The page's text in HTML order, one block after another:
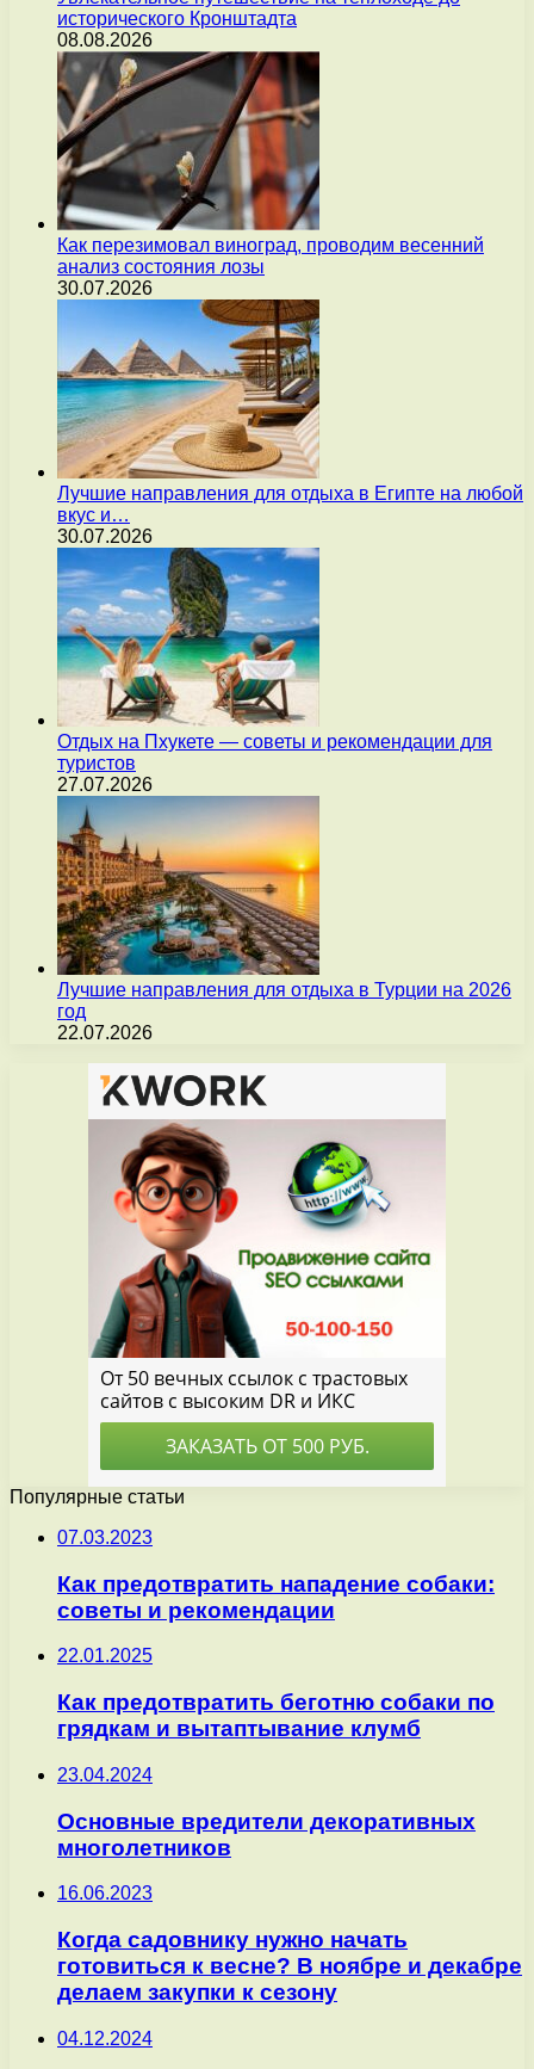
исторического Кронштадта
08.08.2026
Как перезимовал виноград, проводим весенний
анализ состояния лозы
30.07.2026
Лучшие направления для отдыха в Египте на любой
вкус и…
30.07.2026
Отдых на Пхукете — советы и рекомендации для
туристов
27.07.2026
Лучшие направления для отдыха в Турции на 2026
год
22.07.2026
Популярные статьи
07.03.2023
Как предотвратить нападение собаки:
советы и рекомендации
22.01.2025
Как предотвратить беготню собаки по
грядкам и вытаптывание клумб
23.04.2024
Основные вредители декоративных
многолетников
16.06.2023
Когда садовнику нужно начать
готовиться к весне? В ноябре и декабре
делаем закупки к сезону
04.12.2024